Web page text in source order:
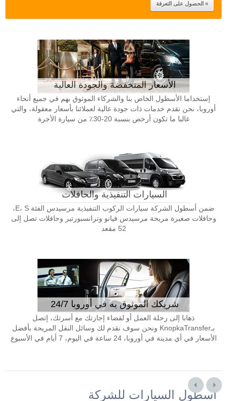
الأسعار المنخفضة والجودة العالية
إستخداما الأسطول الخاص بنا والشركاء الموثوق بهم في جميع أنحاء
أوروبا، نحن نقدم خدمات ذات جودة عالية لعملائنا بأسعار معقولة، والتي
غالبا ما تكون أرخص بنسبة 20-30٪ من سيارة الأجرة
السيارات التنفيذية والحافلات
ضمن أسطول الشركة سيارات الركوب التنفيذية مرسيدس الفئة E، S،
وحافلات صغيرة مريحة مرسيدس فيانو وترانسبورتير وحافلات تصل إلى
52 مقعد
شريكك الموثوق به في أوروبا 24/7
ذهابا إلى رحلة العمل أو لقضاء إجازتك مع أسرتك، إتصل
بـKnopkaTransfer ونحن سوف نقدم لك وسائل النقل المريحة بأفضل
الأسعار في أي مدينة في أوروبا، 24 ساعة في اليوم، 7 أيام في الأسبوع
أسطول السيارات للشركة